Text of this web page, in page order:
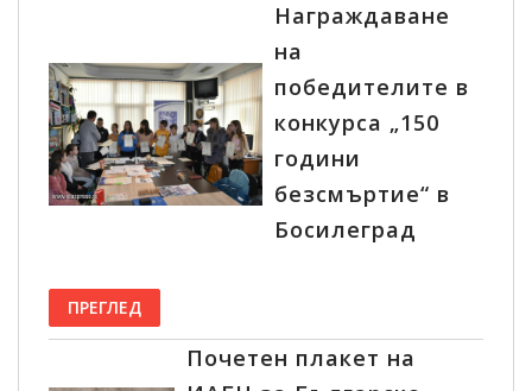
Награждаване
на
победителите в
конкурса „150
години
безсмъртие“ в
Босилеград
ПРЕГЛЕД
Почетен плакет на